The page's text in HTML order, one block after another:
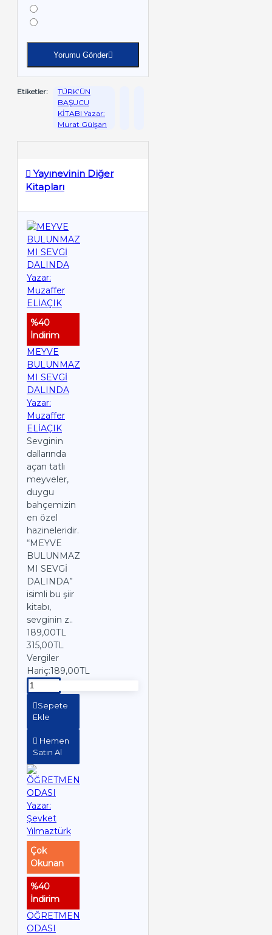
Yorumu Gönder
Etiketler:
TÜRK’ÜN
BAŞUCU
KİTABI Yazar:
Murat Gülşan
Yayınevinin Diğer
Kitapları
%40
İndirim
MEYVE
BULUNMAZ
MI SEVGİ
DALINDA
Yazar:
Muzaffer
ELİAÇIK
Sevginin
dallarında
açan tatlı
meyveler,
duygu
bahçemizin
en özel
hazineleridir.
“MEYVE
BULUNMAZ
MI SEVGİ
DALINDA”
isimli bu şiir
kitabı,
sevginin z..
189,00TL
315,00TL
Vergiler
Hariç:189,00TL
Sepete
Ekle
Hemen
Satın Al
Çok
Okunan
%40
İndirim
ÖĞRETMEN
ODASI